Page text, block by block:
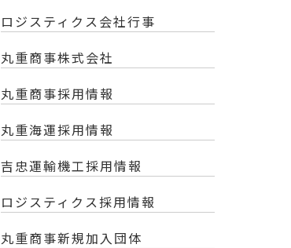
ロジスティクス会社行事
丸重商事株式会社
丸重商事採用情報
丸重海運採用情報
吉忠運輸機工採用情報
ロジスティクス採用情報
丸重商事新規加入団体